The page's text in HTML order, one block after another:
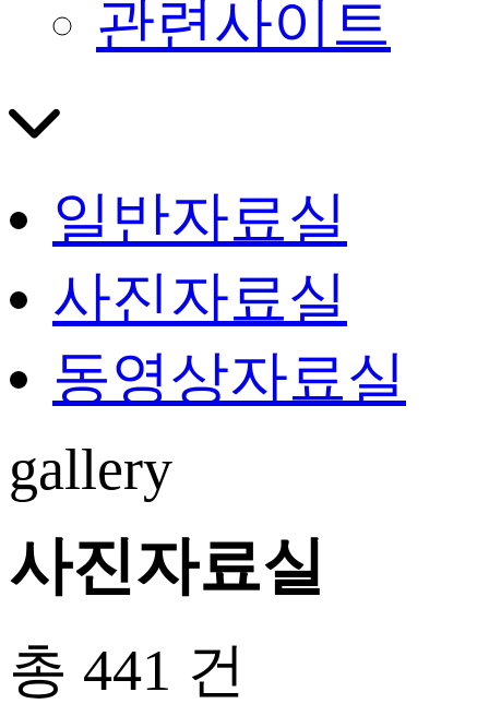
관련사이트
일반자료실
사진자료실
동영상자료실
gallery
사진자료실
총 441 건